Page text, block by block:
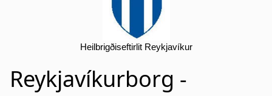
Heilbrigðiseftirlit Reykjavíkur
Reykjavíkurborg -